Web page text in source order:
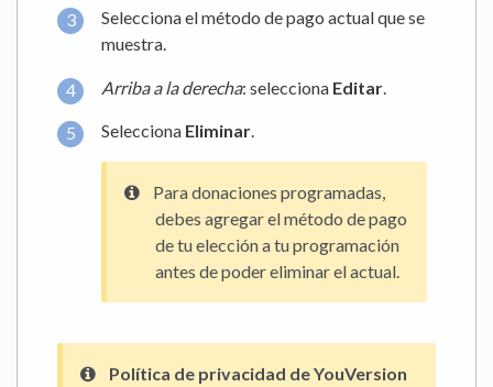
Selecciona el método de pago actual que se
muestra.
Arriba a la derecha: selecciona Editar
Selecciona Eliminar.
Para donaciones programadas,
debes agregar el método de pago
de tu elección a tu programación
antes de poder eliminar el actual.
Política de privacidad de YouVersion